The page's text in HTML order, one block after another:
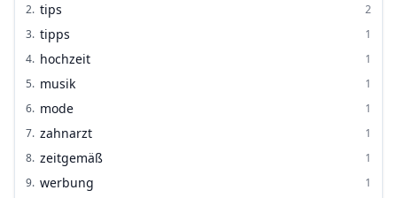
2. tips
2
3. tipps
1
4. hochzeit
1
5. musik
1
6. mode
1
7. zahnarzt
1
8. zeitgemäß
1
9. werbung
1